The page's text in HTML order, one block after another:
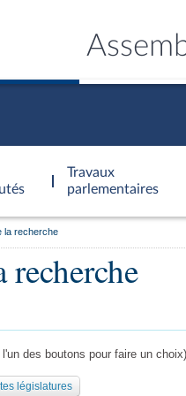
Travaux
parlementaires
la recherche
recherche
des boutons pour faire un choix)
législatures